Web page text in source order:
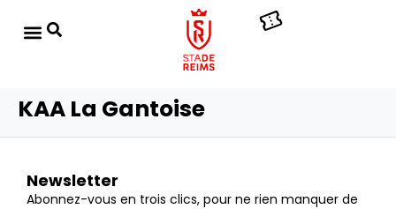
KAA La Gantoise
Newsletter
Abonnez-vous en trois clics, pour ne rien manquer de